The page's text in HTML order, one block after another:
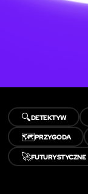
🔍DETEKTYW
🗺️PRZYGODA
🚀FUTURYSTYCZNE